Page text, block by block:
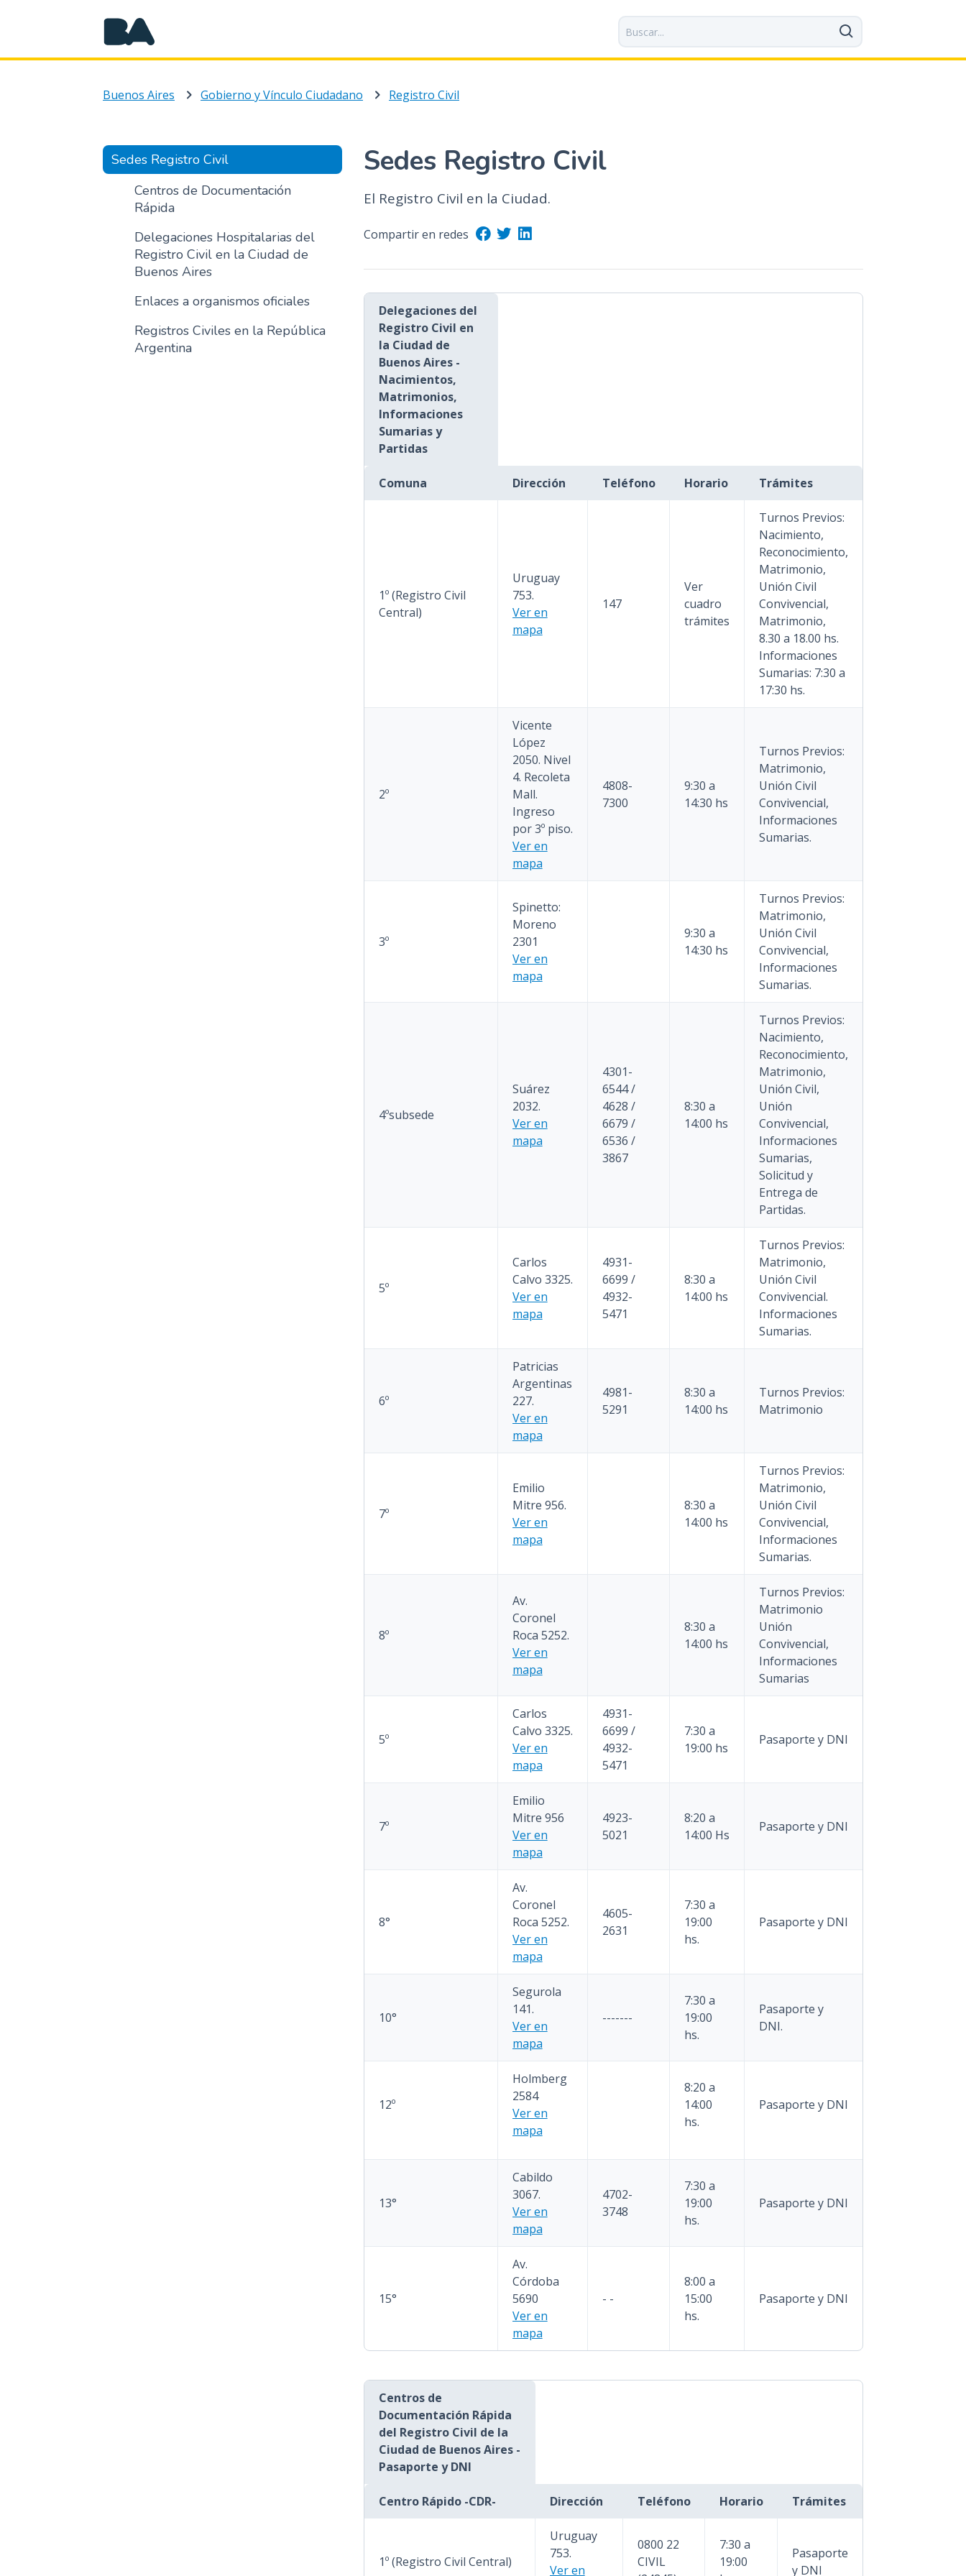
a
n
i
o
Buenos Aires Gobierno y Vínculo Ciudadano Registro Civil
Sedes Registro Civil
Centros de Documentación
Rápida
Delegaciones Hospitalarias del
Registro Civil en la Ciudad de
Buenos Aires
Enlaces a organismos oficiales
Registros Civiles en la República
Argentina
Sedes Registro Civil
El Registro Civil en la Ciudad.
Compartir en redes
Delegaciones del
Registro Civil en
la Ciudad de
Buenos Aires -
Nacimientos,
Matrimonios,
Informaciones
Sumarias y
Partidas
Comuna Dirección Teléfono Horario Trámites
1º (Registro Civil
Central)
Uruguay
753.
Ver en
mapa
147
Ver
cuadro
trámites
Turnos Previos:
Nacimiento,
Reconocimiento,
Matrimonio,
Unión Civil
Convivencial,
Matrimonio,
8.30 a 18.00 hs.
Informaciones
Sumarias: 7:30 a
17:30 hs.
2º
Vicente
López
2050. Nivel
4. Recoleta
Mall.
Ingreso
por 3º piso.
Ver en
mapa
4808-
7300
9:30 a
14:30 hs
Turnos Previos:
Matrimonio,
Unión Civil
Convivencial,
Informaciones
Sumarias.
3º
Spinetto:
Moreno
2301
Ver en
mapa
9:30 a
14:30 hs
Turnos Previos:
Matrimonio,
Unión Civil
Convivencial,
Informaciones
Sumarias.
4ºsubsede
Suárez
2032.
Ver en
mapa
4301-
6544 /
4628 /
6679 /
6536 /
3867
8:30 a
14:00 hs
Turnos Previos:
Nacimiento,
Reconocimiento,
Matrimonio,
Unión Civil,
Unión
Convivencial,
Informaciones
Sumarias,
Solicitud y
Entrega de
Partidas.
5º
Carlos
Calvo 3325.
Ver en
mapa
4931-
6699 /
4932-
5471
8:30 a
14:00 hs
Turnos Previos:
Matrimonio,
Unión Civil
Convivencial.
Informaciones
Sumarias.
6º
Patricias
Argentinas
227.
Ver en
mapa
4981-
5291
8:30 a
14:00 hs
Turnos Previos:
Matrimonio
7º
Emilio
Mitre 956.
Ver en
mapa
8:30 a
14:00 hs
Turnos Previos:
Matrimonio,
Unión Civil
Convivencial,
Informaciones
Sumarias.
8º
Av.
Coronel
Roca 5252.
Ver en
mapa
8:30 a
14:00 hs
Turnos Previos:
Matrimonio
Unión
Convivencial,
Informaciones
Sumarias
5º
Carlos
Calvo 3325.
Ver en
mapa
4931-
6699 /
4932-
5471
7:30 a
19:00 hs
Pasaporte y DNI
7º
Emilio
Mitre 956
Ver en
mapa
4923-
5021
8:20 a
14:00 Hs
Pasaporte y DNI
8°
Av.
Coronel
Roca 5252.
Ver en
mapa
4605-
2631
7:30 a
19:00
hs.
Pasaporte y DNI
10°
Segurola
141.
Ver en
mapa
-------
7:30 a
19:00
hs.
Pasaporte y
DNI.
12º
Holmberg
2584
Ver en
mapa
8:20 a
14:00
hs.
Pasaporte y DNI
13°
Cabildo
3067.
Ver en
mapa
4702-
3748
7:30 a
19:00
hs.
Pasaporte y DNI
15°
Av.
Córdoba
5690
Ver en
mapa
- -
8:00 a
15:00
hs.
Pasaporte y DNI
Centros de
Documentación Rápida
del Registro Civil de la
Ciudad de Buenos Aires -
Pasaporte y DNI
Centro Rápido -CDR- Dirección Teléfono Horario Trámites
1º (Registro Civil Central)
Uruguay
753.
Ver en
0800 22
CIVIL
7:30 a
19:00
Pasaporte
y DNI